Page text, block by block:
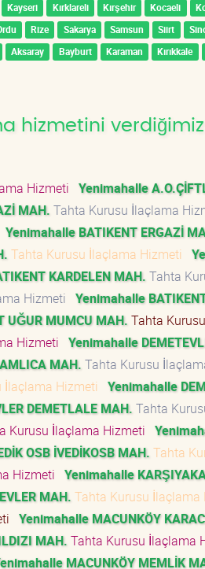
Kayseri Kırklareli Kırşehir Kocaeli
Rize Sakarya Samsun Siirt
Aksaray Bayburt Karaman Kırıkkale
hizmetini
Hizmeti Yenimahalle
MAH. Tahta Kurusu İlaçlama
Yenimahalle BATIKENT ERGAZİ
Tahta Kurusu İlaçlama Hizmeti
KARDELEN MAH. Tahta
Hizmeti Yenimahalle
UĞUR MUMCU MAH. Tahta
Hizmeti Yenimahalle
MAH. Tahta Kurusu
İlaçlama Hizmeti Yenimahalle
DEMETLALE MAH. Tahta
Kurusu İlaçlama Hizmeti
OSB İVEDİKOSB MAH. Tahta
Hizmeti Yenimahalle
MAH. Tahta Kurusu İlaçlama
Yenimahalle MACUNKÖY
MAH. Tahta Kurusu İlaçlama
MACUNKÖY MEMLİK